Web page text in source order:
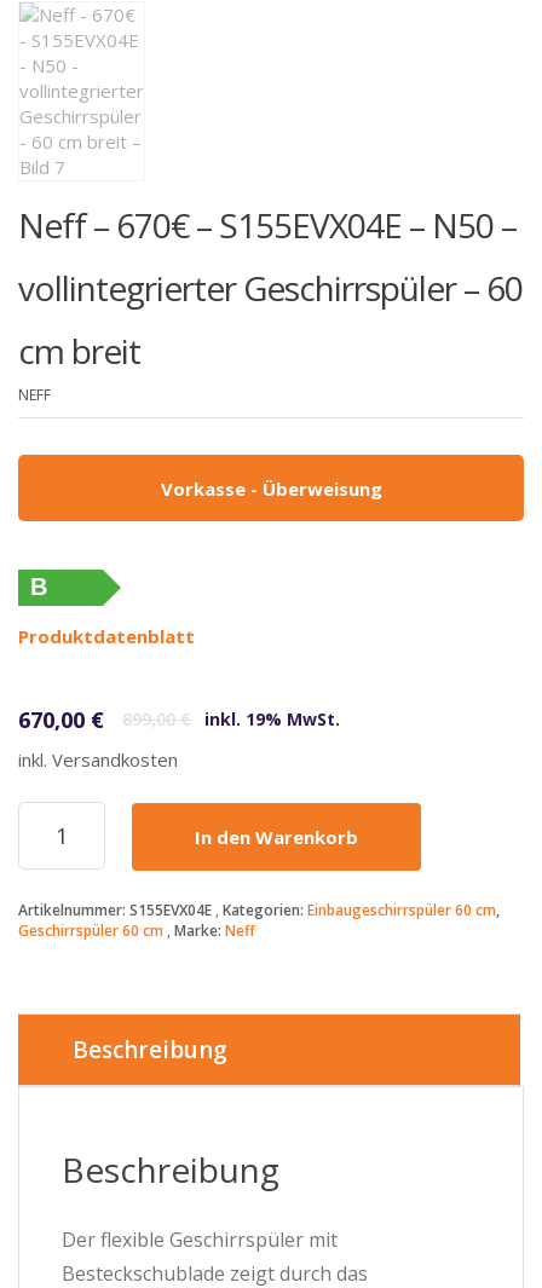
Neff – 670€ – S155EVX04E – N50 –
vollintegrierter Geschirrspüler – 60
cm breit
NEFF
Vorkasse - Überweisung
B
Produktdatenblatt
899,00€
670,00 € inkl. 19% MwSt.
inkl. Versandkosten
Neff
670€
S155EVX04E
-
vollintegrierter
Geschirrspüler
60
Menge
In den Warenkorb
Artikelnummer: S155EVX04E Kategorien: Einbaugeschirrspüler 60 cm,
Geschirrspüler 60 cm Marke: Neff
Beschreibung
Beschreibung
Der flexible Geschirrspüler mit
Besteckschublade zeigt durch das